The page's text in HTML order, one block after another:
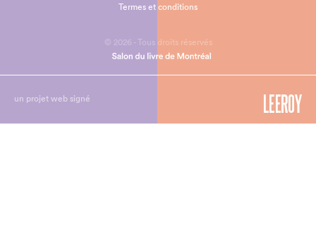
© 2026 - Tous droits réservés
Termes et conditions
un projet web signé